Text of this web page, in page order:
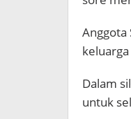
Anggota
keluarga
Dalam
untuk